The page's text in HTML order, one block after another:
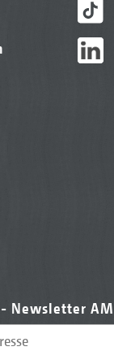
Newsletter